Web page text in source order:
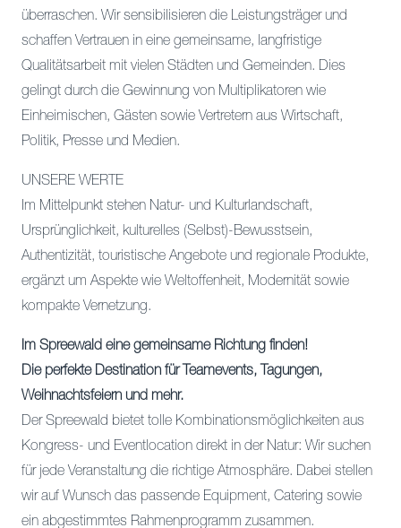
überraschen. Wir sensibilisieren die Leistungsträger und
schaffen Vertrauen in eine gemeinsame, langfristige
Qualitätsarbeit mit vielen Städten und Gemeinden. Dies
gelingt durch die Gewinnung von Multiplikatoren wie
Einheimischen, Gästen sowie Vertretern aus Wirtschaft,
Politik, Presse und Medien.
UNSERE WERTE
Im Mittelpunkt stehen Natur- und Kulturlandschaft,
Ursprünglichkeit, kulturelles (Selbst)-Bewusstsein,
Authentizität, touristische Angebote und regionale Produkte,
ergänzt um Aspekte wie Weltoffenheit, Modernität sowie
kompakte Vernetzung.
Im Spreewald eine gemeinsame Richtung finden!
Die perfekte Destination für Teamevents, Tagungen,
Weihnachtsfeiern und mehr.
Der Spreewald bietet tolle Kombinationsmöglichkeiten aus
Kongress- und Eventlocation direkt in der Natur: Wir suchen
für jede Veranstaltung die richtige Atmosphäre. Dabei stellen
wir auf Wunsch das passende Equipment, Catering sowie
ein abgestimmtes Rahmenprogramm zusammen.